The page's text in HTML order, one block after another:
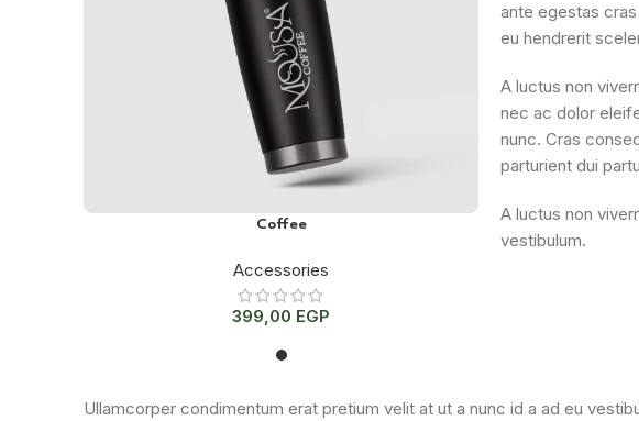
Coffee
Accessories
399,00 EGP
ante egestas
eu hendrerit
A luctus non
nec ac dolor
nunc. Cras
parturient dui
A luctus non
vestibulum.
Ullamcorper condimentum erat pretium velit at ut a nunc id a ad eu